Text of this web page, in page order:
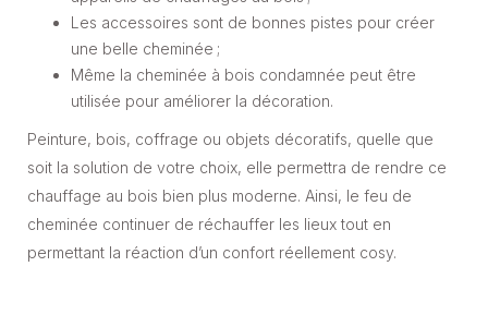
Les accessoires sont de bonnes pistes pour créer
une belle cheminée ;
Même la cheminée à bois condamnée peut être
utilisée pour améliorer la décoration.
Peinture, bois, coffrage ou objets décoratifs, quelle que
soit la solution de votre choix, elle permettra de rendre ce
chauffage au bois bien plus moderne. Ainsi, le feu de
cheminée continuer de réchauffer les lieux tout en
permettant la réaction d’un confort réellement cosy.